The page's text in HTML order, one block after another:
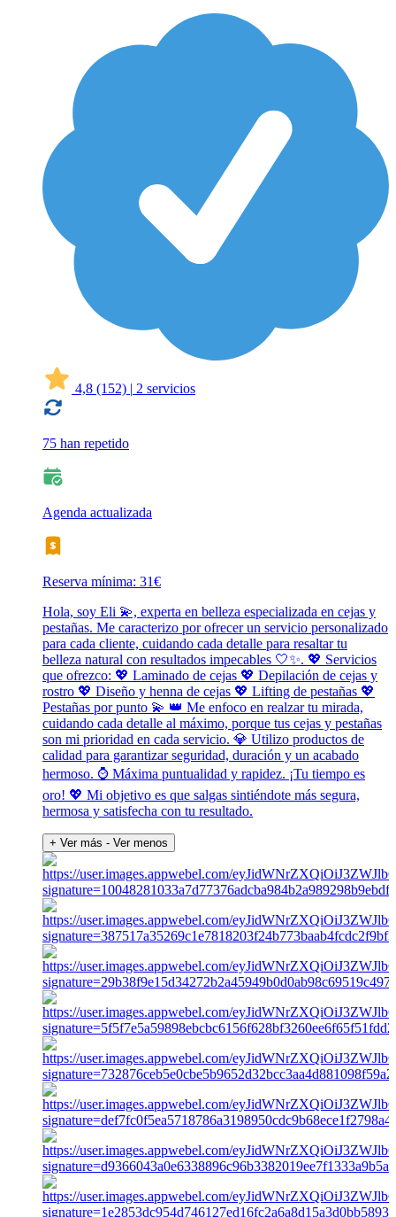
4,8 (152) | 2 servicios
75 han repetido
Agenda actualizada
Reserva mínima: 31€
Hola, soy Eli 💫, experta en belleza especializada en cejas y
pestañas. Me caracterizo por ofrecer un servicio personalizado
para cada cliente, cuidando cada detalle para resaltar tu
belleza natural con resultados impecables 🤍✨. 💖 Servicios
que ofrezco: 💖 Laminado de cejas 💖 Depilación de cejas y
rostro 💖 Diseño y henna de cejas 💖 Lifting de pestañas 💖
Pestañas por punto 💫 👑 Me enfoco en realzar tu mirada,
cuidando cada detalle al máximo, porque tus cejas y pestañas
son mi prioridad en cada servicio. 💎 Utilizo productos de
calidad para garantizar seguridad, duración y un acabado
hermoso. ⌚ Máxima puntualidad y rapidez. ¡Tu tiempo es
oro! 💖 Mi objetivo es que salgas sintiéndote más segura,
hermosa y satisfecha con tu resultado.
+ Ver más - Ver menos